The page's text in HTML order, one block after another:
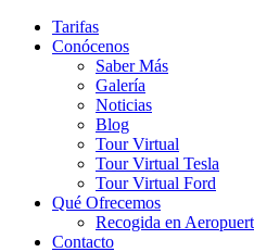
Tarifas
Conócenos
Saber Más
Galería
Noticias
Blog
Tour Virtual
Tour Virtual Tesla
Tour Virtual Ford
Qué Ofrecemos
Recogida en
Contacto